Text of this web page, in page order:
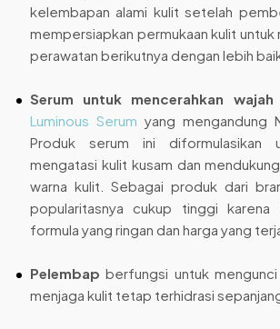
kelembapan alami kulit setelah
mempersiapkan permukaan kulit
perawatan berikutnya dengan lebih
Serum untuk mencerahkan wajah
Luminous Serum yang mengandung
Produk serum ini diformulasikan
mengatasi kulit kusam dan
warna kulit. Sebagai produk dari
popularitasnya cukup tinggi karena
formula yang ringan dan harga yang
Pelembap berfungsi untuk
menjaga kulit tetap terhidrasi sepanjang